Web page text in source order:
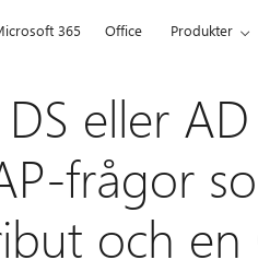
365 Office Produkter
eller
frågor
och en